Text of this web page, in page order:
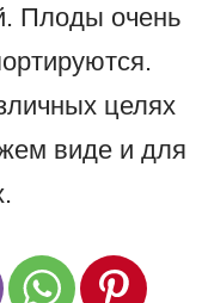
Плоды очень
целях
виде и для